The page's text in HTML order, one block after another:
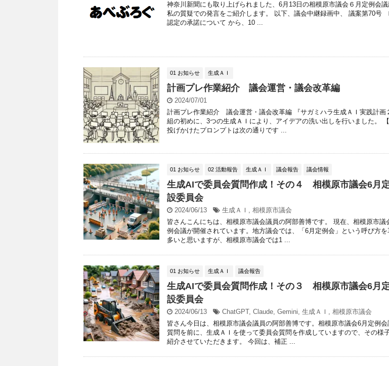
神奈川新聞にも取り上げられました、6月13日の相模原市議会６月定例会
私の質疑での発言をご紹介します。 以下、議会中継録画中、 議案第70号
認定の承諾について から、10 ...
01 お知らせ 生成ＡＩ
計画プレ作業紹介 議会運営・議会改革編
2024/07/01
計画プレ作業紹介 議会運営・議会改革編 『サガミハラ生成ＡＩ実践計画
組の初めに、3つの生成ＡＩにより、アイデアの洗い出しを行いました。 【
投げかけたプロンプトは次の通りです ...
01 お知らせ 02 活動報告 生成ＡＩ 議会報告 議会情報
生成AIで委員会質問作成！その４ 相模原市議会6月
設委員会
2024/06/13 生成ＡＩ , 相模原市議会
皆さんこんにちは、相模原市議会議員の阿部善博です。 現在、相模原市議
例会議が開催されています。地方議会では、「6月定例会」という呼び方
多いと思いますが、相模原市議会では1 ...
01 お知らせ 生成ＡＩ 議会報告
生成AIで委員会質問作成！その３ 相模原市議会6月
設委員会
2024/06/13 ChatGPT, Claude, Gemini, 生成ＡＩ , 相模原市議会
皆さん今日は、相模原市議会議員の阿部善博です。相模原市議会6月定例
質問を前に、生成ＡＩを使って委員会質問を作成していますので、その様
紹介させていただきます。 今回は、補正 ...